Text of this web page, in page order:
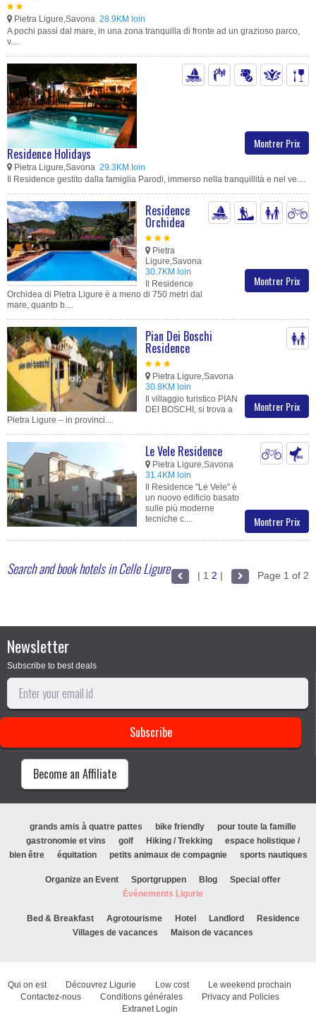
Pietra Ligure,Savona 28.9KM loin
A pochi passi dal mare, in una zona tranquilla di fronte ad un grazioso parco,
v....
Montrer Prix
Residence Holidays
Pietra Ligure,Savona 29.3KM loin
Il Residence gestito dalla famiglia Parodi, immerso nella tranquillità e nel ve....
Montrer Prix
Residence
Orchidea
Pietra
Ligure,Savona
30.7KM loin
Il Residence
Orchidea di Pietra Ligure è a meno di 750 metri dal
mare, quanto b....
Montrer Prix
Pian Dei Boschi
Residence
Pietra Ligure,Savona
30.8KM loin
Il villaggio turistico PIAN
DEI BOSCHI, si trova a
Pietra Ligure – in provinci....
Montrer Prix
Le Vele Residence
Pietra Ligure,Savona
31.4KM loin
Il Residence "Le Vele" è
un nuovo edificio basato
sulle più moderne
tecniche c....
Search and book hotels in Celle Ligure | 1 2 | Page 1 of 2
Newsletter
Subscribe to best deals
Become an Affiliate
grands amis à quatre pattes bike friendly
pour toute la famille
gastronomie et vins
golf Hiking / Trekking
espace holistique /
bien être
équitation petits animaux de compagnie sports nautiques
Organize an Event Sportgruppen Blog
Special offer
Événements Ligurie
Bed & Breakfast Agrotourisme Hotel Landlord
Residence
Villages de vacances
Maison de vacances
Qui on est Découvrez Ligurie Low cost
Le weekend prochain
Contactez-nous
Conditions générales
Privacy and Policies
Extranet Login